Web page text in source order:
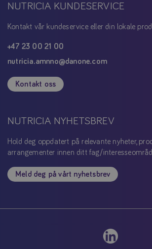
NUTRICIA KUNDESERVICE
Kontakt vår kundeservice eller din lokale
+47 23 00 21 00
nutricia.amnno@danone.com
Kontakt oss
NUTRICIA NYHETSBREV
Hold deg oppdatert på relevante nyheter,
arrangementer innen ditt fag/
Meld deg på vårt nyhetsbrev